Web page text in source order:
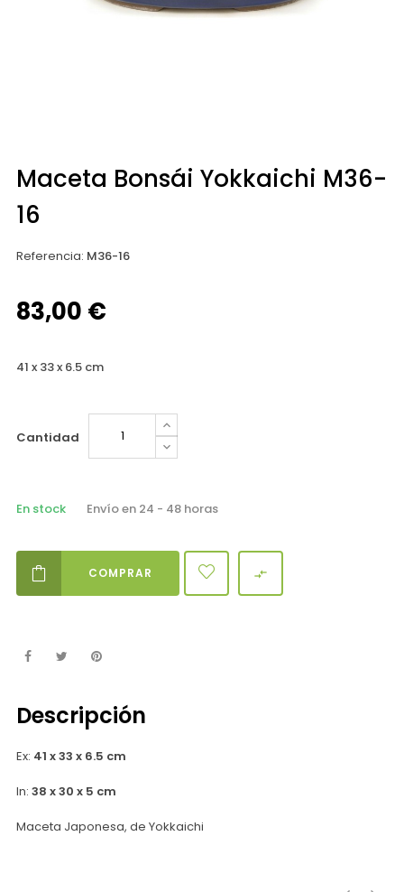
Maceta Bonsái Yokkaichi M36-
16
Referencia: M36-16
83,00 €
41 x 33 x 6.5 cm
Cantidad
En stock Envío en 24 - 48 horas
COMPRAR 
Descripción
Ex: 41 x 33 x 6.5 cm
In: 38 x 30 x 5 cm
Maceta Japonesa, de Yokkaichi